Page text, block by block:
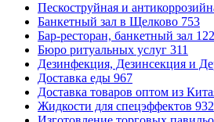
Пескоструйная и
Банкетный зал в Щелково 753
Бар-ресторан, банкетный зал 122
Бюро ритуальных услуг 311
Дезинфекция, Дезинсекция и
Доставка еды 967
Доставка товаров оптом из
Жидкости для спецэффектов 932